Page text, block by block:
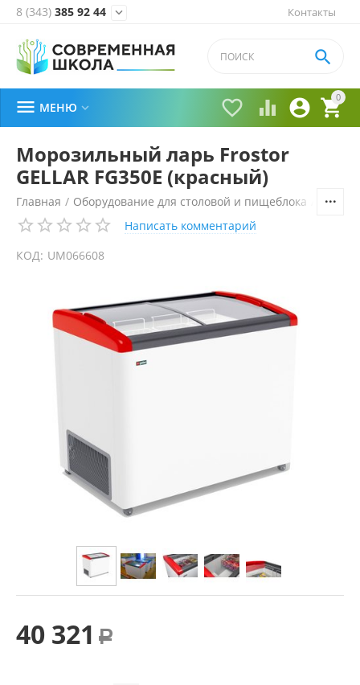
Контакты
8 (343) 385 92 44 
0


 

 МЕНЮ 
Морозильный ларь Frostor
GELLAR FG350E (красный)
Главная / Оборудование для столовой и пищеблока
Написать комментарий
КОД: UM066608
40 321 Р